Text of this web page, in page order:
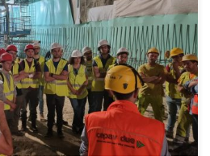
Simonini e la prof. Dalla Santa
del corso “Analisi e valutazione
LM Ingegneria della Sicurezza a
tratta ferroviaria AV Brescia-Verona,
di “Sicurezza degli scavi” – […]